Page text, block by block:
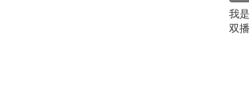
我
双播